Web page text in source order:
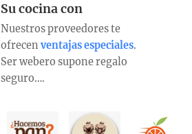
Su cocina con
Nuestros proveedores te
ofrecen ventajas especiales.
Ser webero supone regalo
seguro….